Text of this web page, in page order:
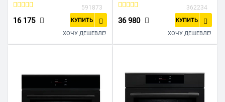
591873
16 175 КУПИТЬ
ХОЧУ ДЕШЕВЛЕ!
362234
36 980 КУПИТЬ
ХОЧУ ДЕШЕВЛЕ!